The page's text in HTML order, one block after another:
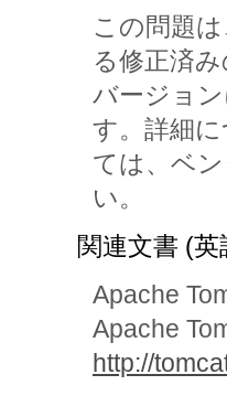
この問題
る修正済
バージョ
す。詳細
ては、ベ
い。
関連文書 (英
Apache
Apache
http://